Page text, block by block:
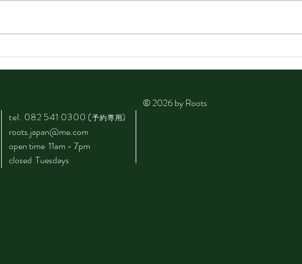
4月から変更します📌
思
© 2026 by Roots
tel. 082 541 0300 (予約専用)
roots.japan@me.com
​open time 11am - 7pm
closed Tuesdays